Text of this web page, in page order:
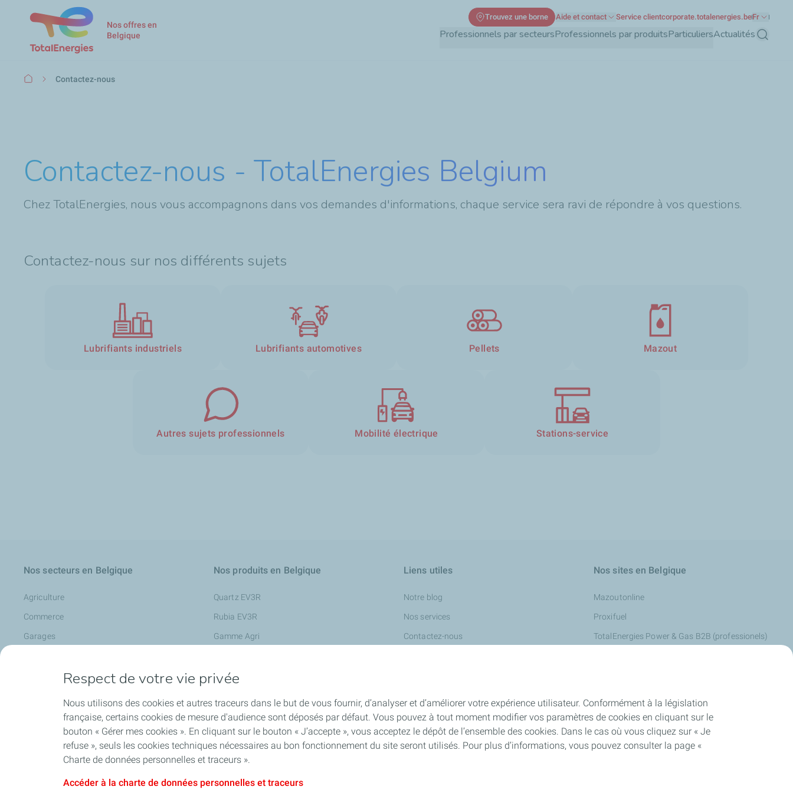
Nos offres en
Belgique
Professionnels par secteursProfessionnels par produitsParticuliersActualités
Trouvez une borne Aide et contact Service clientcorporate.totalenergies.beFr
Fil
Contactez-nous
Contactez-nous - TotalEnergies Belgium
Chez TotalEnergies, nous vous accompagnons dans vos demandes d'informations, chaque service sera ravi de répondre à vos questions.
Contactez-nous sur nos différents sujets
Lubrifiants industriels Lubrifiants automotives Pellets Mazout
Autres sujets professionnels Mobilité électrique Stations-service
Nos secteurs en Belgique
Agriculture
Commerce
Garages
Mobilité Electrique
Transports
Travaux publics
Nos produits en Belgique
Quartz EV3R
Rubia EV3R
Gamme Agri
Nevastane
Preslia
Lubrifiants pour l'industrie chimique
Liens utiles
Notre blog
Nos services
Contactez-nous
Nos sites en Belgique
Mazoutonline
Proxifuel
TotalEnergies Power & Gas B2B (professionels)
Respect de votre vie privée
Nous utilisons des cookies et autres traceurs dans le but de vous fournir, d’analyser et d’améliorer votre expérience utilisateur. Conformément à la législation
française, certains cookies de mesure d'audience sont déposés par défaut. Vous pouvez à tout moment modifier vos paramètres de cookies en cliquant sur le
bouton « Gérer mes cookies ». En cliquant sur le bouton « J’accepte », vous acceptez le dépôt de l’ensemble des cookies. Dans le cas où vous cliquez sur « Je
refuse », seuls les cookies techniques nécessaires au bon fonctionnement du site seront utilisés. Pour plus d’informations, vous pouvez consulter la page «
Charte de données personnelles et traceurs ».
Accéder à la charte de données personnelles et traceurs